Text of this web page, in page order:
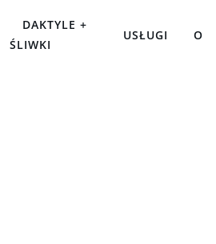
DAKTYLE +
ŚLIWKI
USŁUGI O